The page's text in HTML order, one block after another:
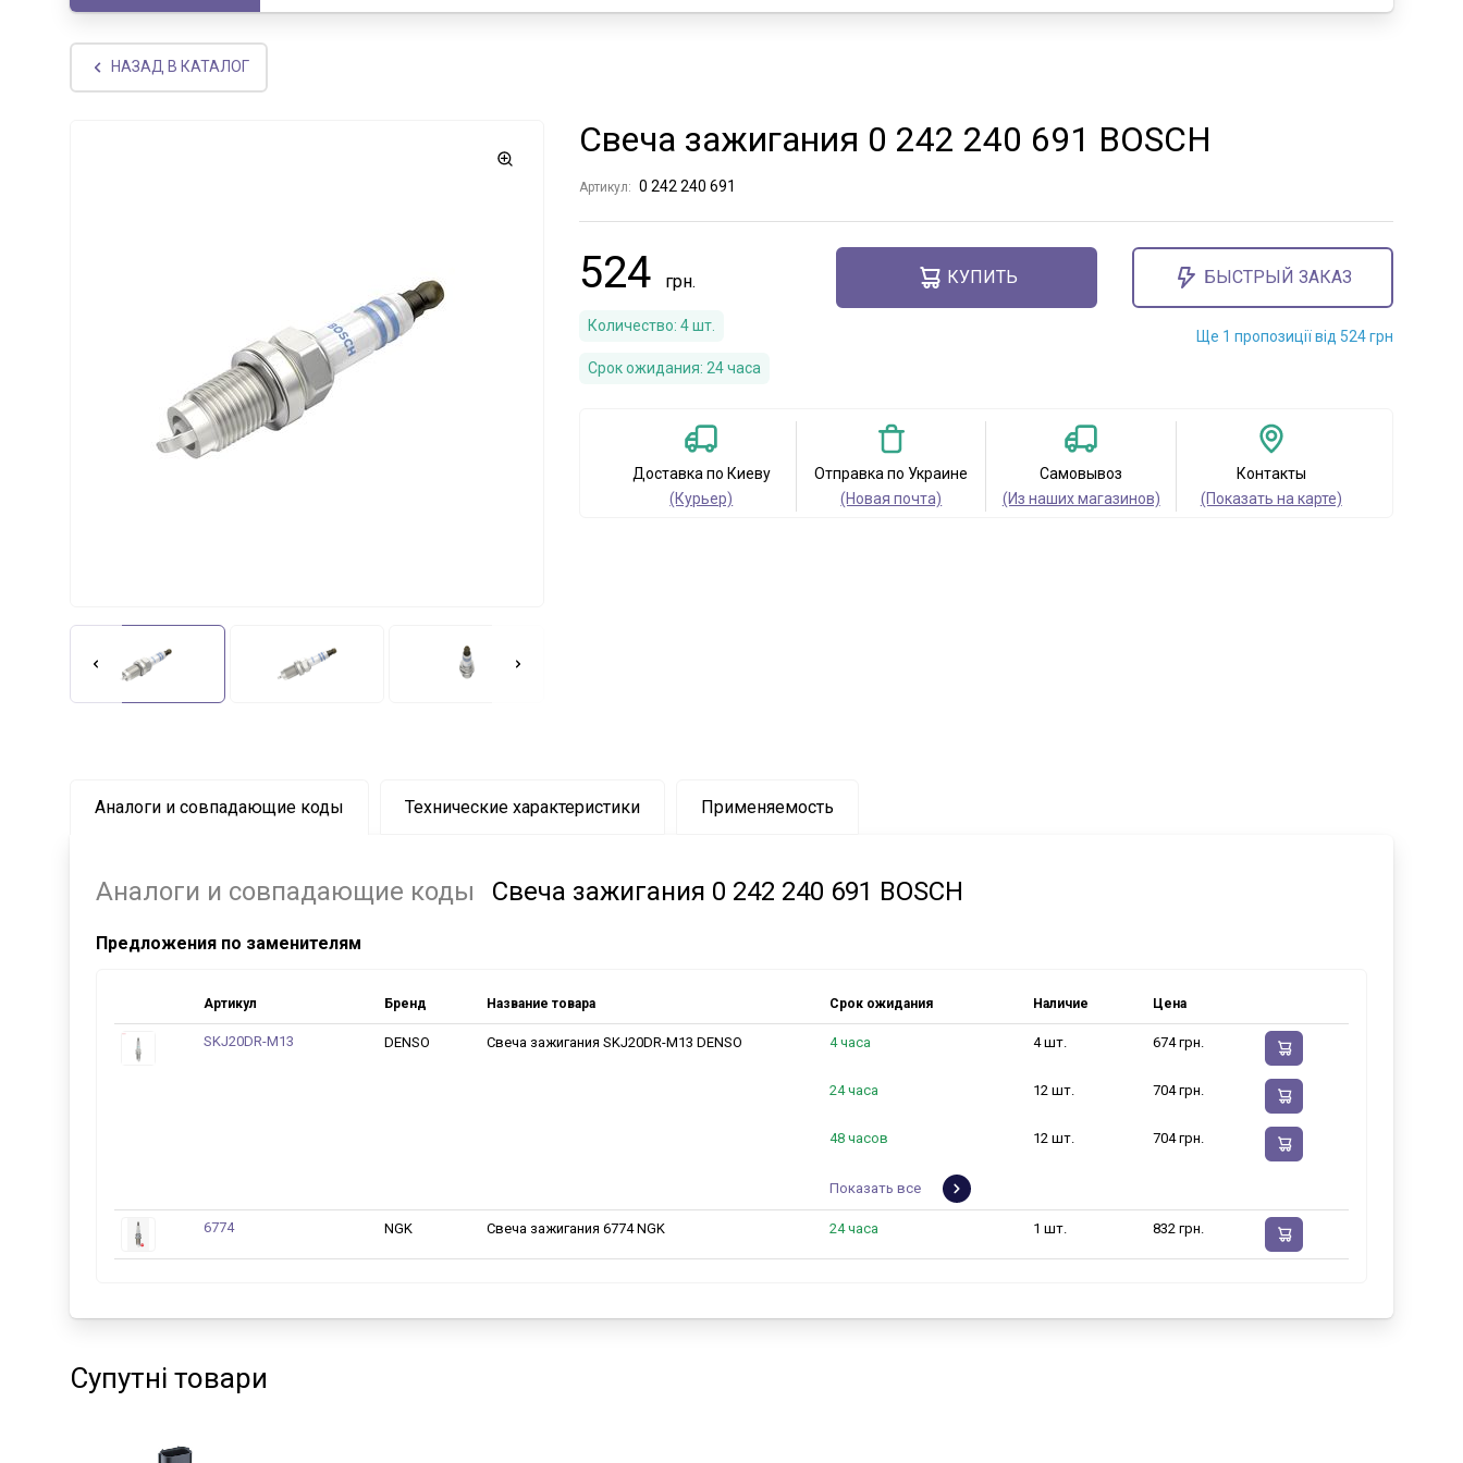
НАЗАД В КАТАЛОГ
Свеча зажигания 0 242 240 691 BOSCH
Артикул: 0 242 240 691
524
Количество: 4шт.
Срок ожидания: 24 часа
КУПИТЬ БЫСТРЫЙ ЗАКАЗ
Ще 1 пропозиції від 524 грн
Доставка по Киеву
(Курьер)
Отправка по Украине
(Новая почта)
Самовывоз
(Из наших магазинов)
Контакты
(Показать на карте)
Аналоги и совпадающие коды Технические характеристики Применяемость
Аналоги и совпадающие коды Свеча зажигания 0 242 240 691 BOSCH
Предложения по заменителям
Артикул Бренд Название товара Срок ожидания Наличие Цена
SKJ20DR-M13 DENSO Свеча зажигания SKJ20DR-M13 DENSO 4 часа 4 шт. 674 грн.
24 часа 12 шт. 704 грн.
48 часов 12 шт. 704 грн.
Показать все
6774 NGK Свеча зажигания 6774 NGK 24 часа 1 шт. 832 грн.
Супутні товари